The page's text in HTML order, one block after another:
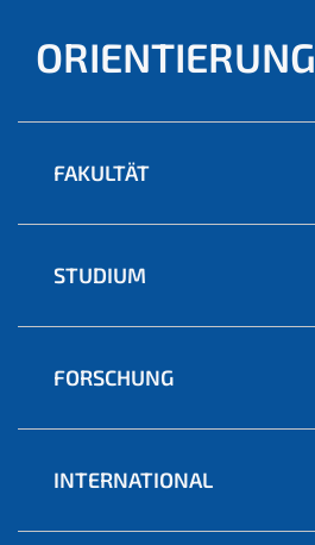
ORIENTIERUNG
FAKULTÄT
STUDIUM
FORSCHUNG
INTERNATIONAL